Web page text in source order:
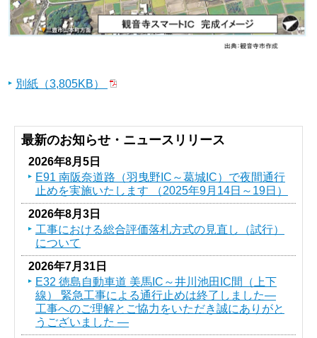
別紙（3,805KB）
最新のお知らせ・ニュースリリース
2026年8月5日
E91 南阪奈道路（羽曳野IC～葛󠄀城IC）で夜間通行
止めを実施いたします （2025年9月14日～19日）
2026年8月3日
工事における総合評価落札方式の見直し（試行）
について
2026年7月31日
E32 徳島自動車道 美馬IC～井川池田IC間（上下
線） 緊急工事による通行止めは終了しました―
工事へのご理解とご協力をいただき誠にありがと
うございました ―